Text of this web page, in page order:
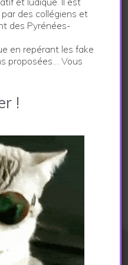
aux
NEWS
projet pédagogique
sont créés par
de médiation
des collégiens et
des Pyrénées-
en repérant les fake
proposées… Vous
!